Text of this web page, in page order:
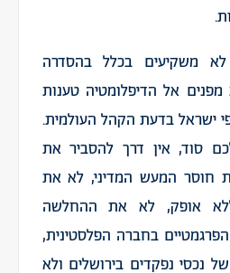
משקיעים בכלל בהסדרה
אל הדיפלומטיה טענות
ישראל בדעת הקהל העולמית.
סוד, אין דרך להסביר את
חוסר המעש המדיני, לא את
אופק, לא את ההחלשה
בחברה הפלסטינית,
נכסי נפקדים בירושלים ולא